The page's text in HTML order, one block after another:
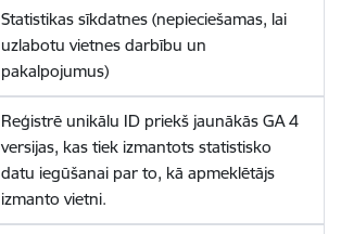
Statistikas sīkdatnes (nepieciešamas, lai
uzlabotu vietnes darbību un
pakalpojumus)
Reģistrē unikālu ID priekš jaunākās GA 4
versijas, kas tiek izmantots statistisko
datu iegūšanai par to, kā apmeklētājs
izmanto vietni.